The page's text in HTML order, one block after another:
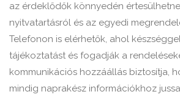
az érdeklődők könnyedén
nyitvatartásról és az egyedi
Telefonon is elérhetők, ahol
tájékoztatást és fogadják a
kommunikációs hozzáállás biztosítja,
mindig naprakész információkhoz